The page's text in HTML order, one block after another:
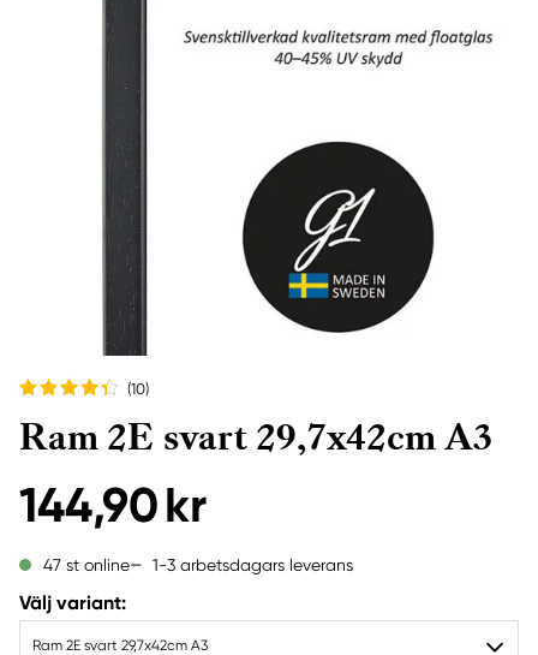
(10)
Ram 2E svart 29,7x42cm A3
144,90 kr
47 st online 1-3 arbetsdagars leverans
Välj variant:
Ram 2E svart 29,7x42cm A3